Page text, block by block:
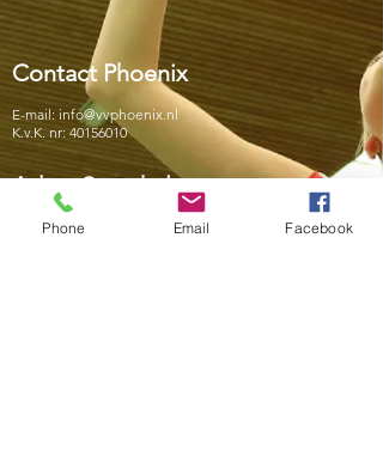
Contact Phoenix
E-mail: info@vvphoenix.nl
K.v.K. nr: 40156010
Adres Sporthal
Sporthal De Sportwaard Oude Bosscheweg 6
Phone Email Facebook